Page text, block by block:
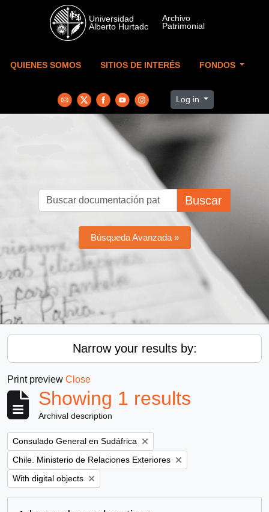
Skip to main content
QUIENES SOMOS SITIOS DE INTERÉS FONDOS
Log in
Buscar
Búsqueda Avanzada »
Narrow your results by:
Print preview Close
Showing 1 results
Archival description
Remove filter:
Consulado General en Sudáfrica
Remove filter:
Chile. Ministerio de Relaciones Exteriores
Remove filter:
With digital objects